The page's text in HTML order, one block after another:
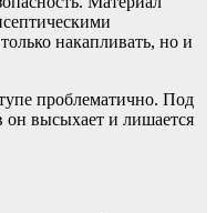
накапливать, но и
проблематично. Под
он высыхает и лишается